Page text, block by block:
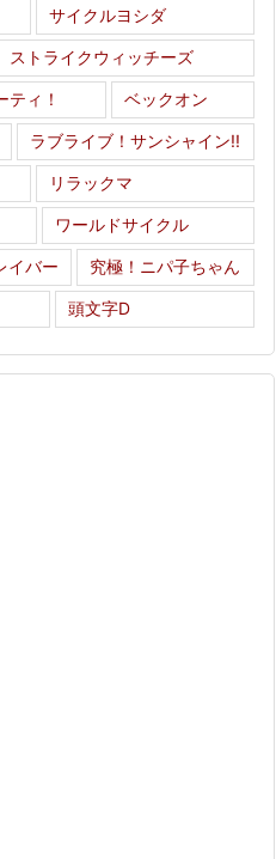
サイクルヨシダ
ストライクウィッチーズ
ィ！ ベックオン
ラブライブ！サンシャイン!!
リラックマ
ワールドサイクル
イバー 究極！ニパ子ちゃん
頭文字D